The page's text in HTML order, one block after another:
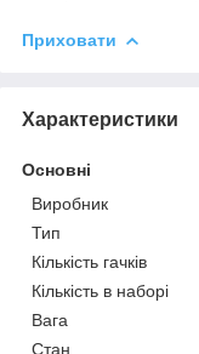
Приховати
Характеристики
Основні
Виробник
Тип
Кількість гачків
Кількість в наборі
Вага
Стан